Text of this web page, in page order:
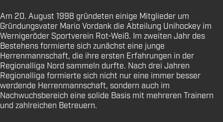
Am 20. August 1998 gründeten einige Mitglieder um
Gründungsvater Mario Vordank die Abteilung Unihockey im
Wernigeröder Sportverein Rot-Weiß. Im zweiten Jahr des
Bestehens formierte sich zunächst eine junge
Herrenmannschaft, die ihre ersten Erfahrungen in der
Regionalliga Nord sammeln durfte. Nach drei Jahren
Regionalliga formierte sich nicht nur eine immer besser
werdende Herrenmannschaft, sondern auch im
Nachwuchsbereich eine solide Basis mit mehreren Trainern
und zahlreichen Betreuern.